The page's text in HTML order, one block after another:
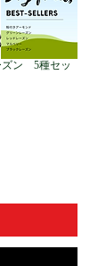
ズン 5種セッ